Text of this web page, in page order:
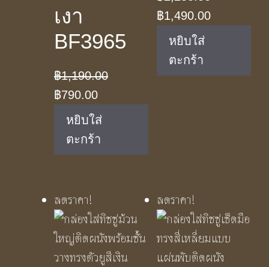
เงา
BF3965
฿1,190.00
Original
price
฿1,190.00.
฿790.00Current
price
฿790.00.
หยิบใส่
ตะกร้า
Original
price
฿2,250.00.
฿1,490.00Current
฿1,490.00.
หยิบใส่
ตะกร้า
ลดราคา! ลดราคา!